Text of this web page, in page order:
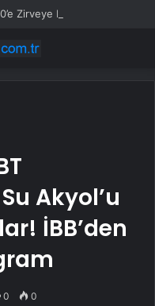
Akyol’u
İBB’den
0 0